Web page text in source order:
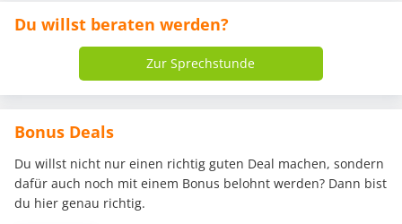
Du willst beraten werden?
Zur Sprechstunde
Bonus Deals
Du willst nicht nur einen richtig guten Deal machen, sondern
dafür auch noch mit einem Bonus belohnt werden? Dann bist
du hier genau richtig.